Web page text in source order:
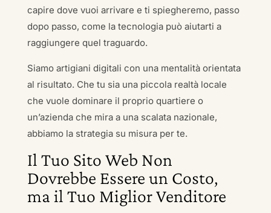
capire dove vuoi arrivare e ti spiegheremo, passo
dopo passo, come la tecnologia può aiutarti a
raggiungere quel traguardo.
Siamo artigiani digitali con una mentalità orientata
al risultato. Che tu sia una piccola realtà locale
che vuole dominare il proprio quartiere o
un’azienda che mira a una scalata nazionale,
abbiamo la strategia su misura per te.
Il Tuo Sito Web Non
Dovrebbe Essere un Costo,
ma il Tuo Miglior Venditore